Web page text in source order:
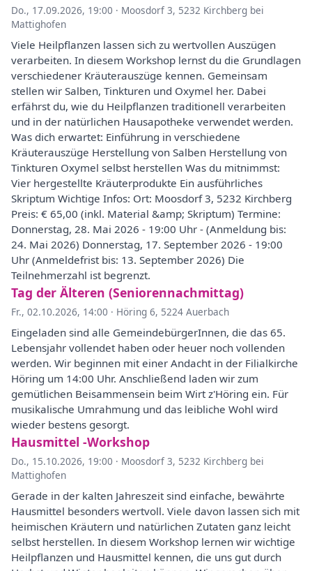
Do., 17.09.2026, 19:00 · Moosdorf 3, 5232 Kirchberg bei
Mattighofen
Viele Heilpflanzen lassen sich zu wertvollen Auszügen
verarbeiten. In diesem Workshop lernst du die Grundlagen
verschiedener Kräuterauszüge kennen. Gemeinsam
stellen wir Salben, Tinkturen und Oxymel her. Dabei
erfährst du, wie du Heilpflanzen traditionell verarbeiten
und in der natürlichen Hausapotheke verwendet werden.
Was dich erwartet: Einführung in verschiedene
Kräuterauszüge Herstellung von Salben Herstellung von
Tinkturen Oxymel selbst herstellen Was du mitnimmst:
Vier hergestellte Kräuterprodukte Ein ausführliches
Skriptum Wichtige Infos: Ort: Moosdorf 3, 5232 Kirchberg
Preis: € 65,00 (inkl. Material &amp; Skriptum) Termine:
Donnerstag, 28. Mai 2026 - 19:00 Uhr - (Anmeldung bis:
24. Mai 2026) Donnerstag, 17. September 2026 - 19:00
Uhr (Anmeldefrist bis: 13. September 2026) Die
Teilnehmerzahl ist begrenzt.
Tag der Älteren (Seniorennachmittag)
Fr., 02.10.2026, 14:00 · Höring 6, 5224 Auerbach
Eingeladen sind alle GemeindebürgerInnen, die das 65.
Lebensjahr vollendet haben oder heuer noch vollenden
werden. Wir beginnen mit einer Andacht in der Filialkirche
Höring um 14:00 Uhr. Anschließend laden wir zum
gemütlichen Beisammensein beim Wirt z'Höring ein. Für
musikalische Umrahmung und das leibliche Wohl wird
wieder bestens gesorgt.
Hausmittel -Workshop
Do., 15.10.2026, 19:00 · Moosdorf 3, 5232 Kirchberg bei
Mattighofen
Gerade in der kalten Jahreszeit sind einfache, bewährte
Hausmittel besonders wertvoll. Viele davon lassen sich mit
heimischen Kräutern und natürlichen Zutaten ganz leicht
selbst herstellen. In diesem Workshop lernen wir wichtige
Heilpflanzen und Hausmittel kennen, die uns gut durch